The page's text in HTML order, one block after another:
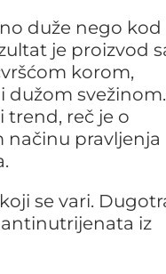
duže nego kod
je proizvod
korom,
dužom svežinom.
trend, reč je o
pravljenja
se vari.
iz